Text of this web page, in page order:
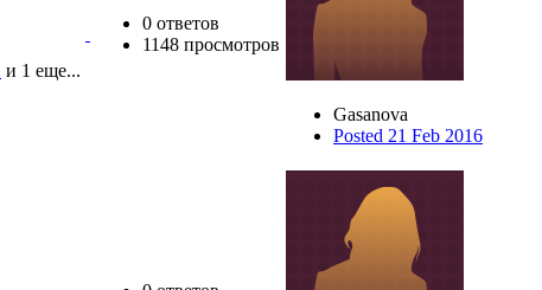
и 1 еще...
0 ответов
1148 просмотров
Gasanova
Posted 21 Feb 2016